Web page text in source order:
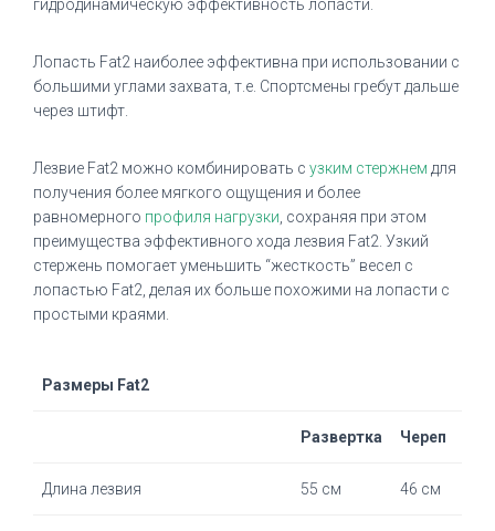
гидродинамическую эффективность лопасти.
Лопасть Fat2 наиболее эффективна при использовании с
большими углами захвата, т.е. Спортсмены гребут дальше
через штифт.
Лезвие Fat2 можно комбинировать с узким стержнем для
получения более мягкого ощущения и более
равномерного профиля нагрузки, сохраняя при этом
преимущества эффективного хода лезвия Fat2. Узкий
стержень помогает уменьшить “жесткость” весел с
лопастью Fat2, делая их больше похожими на лопасти с
простыми краями.
Размеры Fat2
Развертка Череп
Длина лезвия 55 см 46 см